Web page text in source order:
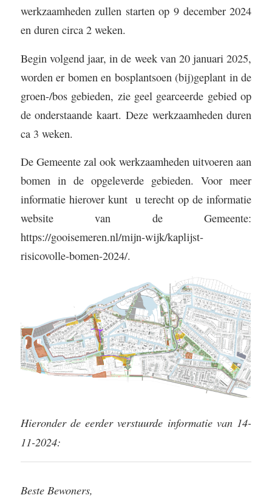
werkzaamheden zullen starten op 9 december 2024
en duren circa 2 weken.
Begin volgend jaar, in de week van 20 januari 2025,
worden er bomen en bosplantsoen (bij)geplant in de
groen-/bos gebieden, zie geel gearceerde gebied op
de onderstaande kaart. Deze werkzaamheden duren
ca 3 weken.
De Gemeente zal ook werkzaamheden uitvoeren aan
bomen in de opgeleverde gebieden. Voor meer
informatie hierover kunt u terecht op de informatie
website van de Gemeente:
https://gooisemeren.nl/mijn-wijk/kaplijst-
risicovolle-bomen-2024/.
Hieronder de eerder verstuurde informatie van 14-
11-2024:
Beste Bewoners,